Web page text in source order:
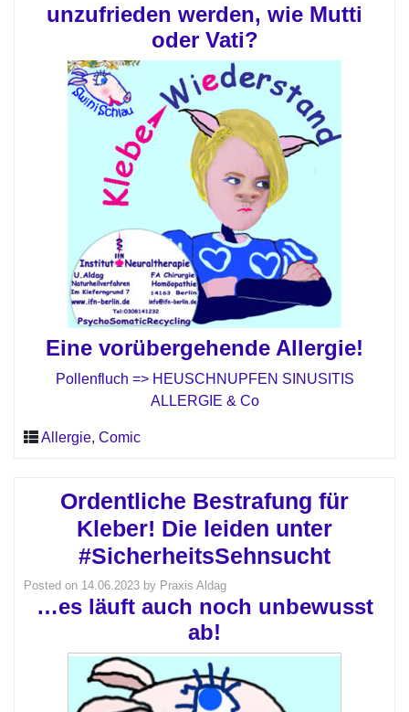
unzufrieden werden, wie Mutti
oder Vati?
Eine vorübergehende Allergie!
Pollenfluch => HEUSCHNUPFEN SINUSITIS
ALLERGIE & Co
Allergie, Comic
Ordentliche Bestrafung für
Kleber! Die leiden unter
#SicherheitsSehnsucht
Posted on 14.06.2023 by Praxis Aldag
…es läuft auch noch unbewusst
ab!